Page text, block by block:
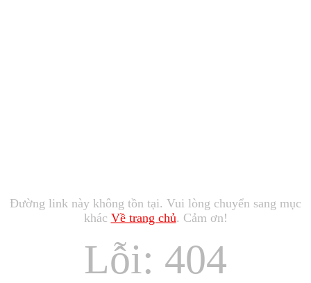
Đường link này không tồn tại. Vui lòng chuyển sang mục
khác Về trang chủ. Cảm ơn!
Lỗi: 404